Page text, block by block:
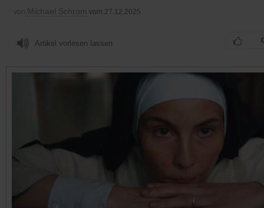
von Michael Schrom vom 27.12.2025
Artikel vorlesen lassen